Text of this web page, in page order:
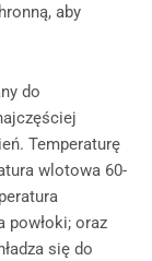
aby
do
Temperaturę
wlotowa 60-
powłoki; oraz
się do